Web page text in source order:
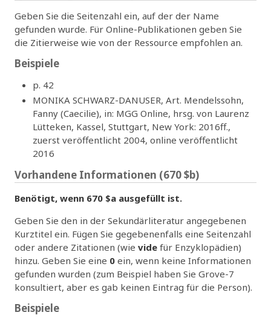
Geben Sie die Seitenzahl ein, auf der der Name
gefunden wurde. Für Online-Publikationen geben Sie
die Zitierweise wie von der Ressource empfohlen an.
Beispiele
p. 42
MONIKA SCHWARZ-DANUSER, Art. Mendelssohn,
Fanny (Caecilie), in: MGG Online, hrsg. von Laurenz
Lütteken, Kassel, Stuttgart, New York: 2016ff.,
zuerst veröffentlicht 2004, online veröffentlicht
2016
Vorhandene Informationen (670 $b)
Benötigt, wenn 670 $a ausgefüllt ist.
Geben Sie den in der Sekundärliteratur angegebenen
Kurztitel ein. Fügen Sie gegebenenfalls eine Seitenzahl
oder andere Zitationen (wie vide für Enzyklopädien)
hinzu. Geben Sie eine 0 ein, wenn keine Informationen
gefunden wurden (zum Beispiel haben Sie Grove-7
konsultiert, aber es gab keinen Eintrag für die Person).
Beispiele